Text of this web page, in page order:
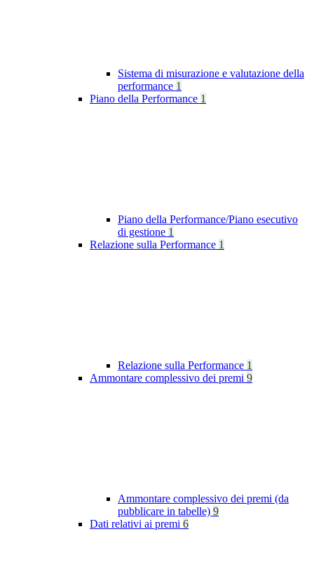
Sistema di misurazione e valutazione della
performance 1
Piano della Performance 1
Piano della Performance/Piano esecutivo
di gestione 1
Relazione sulla Performance 1
Relazione sulla Performance 1
Ammontare complessivo dei premi 9
Ammontare complessivo dei premi (da
pubblicare in tabelle) 9
Dati relativi ai premi 6